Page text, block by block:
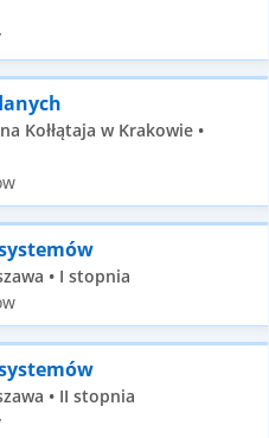
Kołłątaja w Krakowie •
• I stopnia
• II stopnia